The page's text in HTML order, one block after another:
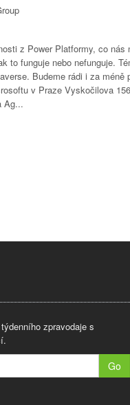
z Power Platformy, co
to funguje nebo nefunguje.
Budeme rádi i za
v Praze Vyskočilova
Ag...
zpravodaje s
Go